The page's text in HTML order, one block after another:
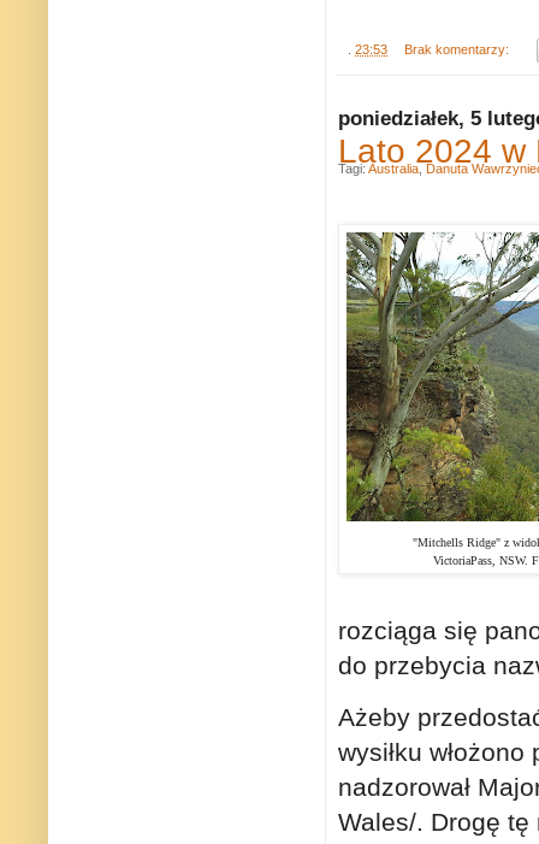
23:53 Brak komentarzy:
poniedziałek, 5
Lato 2024 w
"Mitchells Ridge" z
VictoriaPass, NSW.
rozciąga się
do przebycia
Ażeby
wysiłku
nadzorował
Wales/. Drogę
Tagi: Australia Danuta